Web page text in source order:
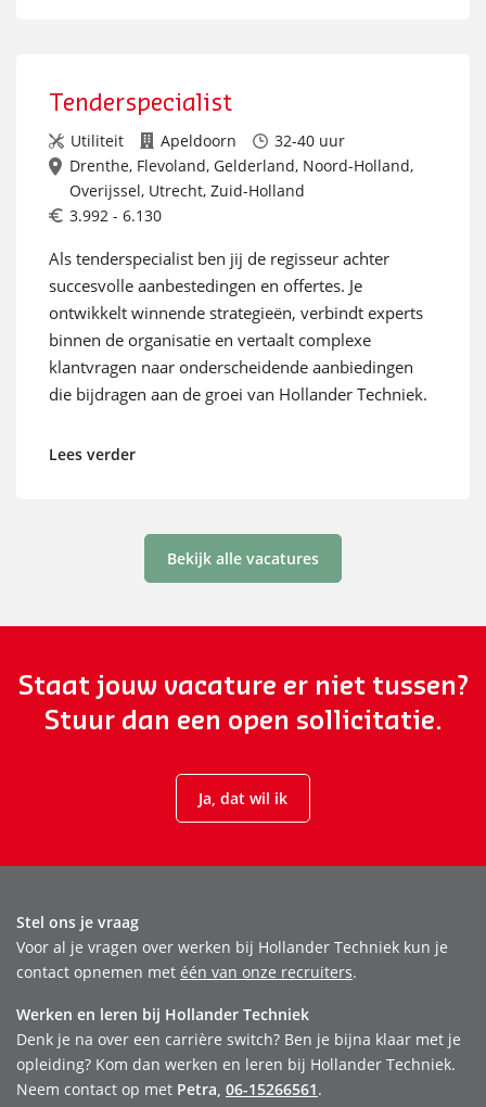
Tenderspecialist
Utiliteit Apeldoorn
32-40 uur
Drenthe, Flevoland, Gelderland, Noord-Holland,
Overijssel, Utrecht, Zuid-Holland
3.992 - 6.130
Als tenderspecialist ben jij de regisseur achter
succesvolle aanbestedingen en offertes. Je
ontwikkelt winnende strategieën, verbindt experts
binnen de organisatie en vertaalt complexe
klantvragen naar onderscheidende aanbiedingen
die bijdragen aan de groei van Hollander Techniek.
Lees verder
Bekijk alle vacatures
Staat jouw vacature er niet tussen?
Stuur dan een open sollicitatie.
Ja, dat wil ik
Stel ons je vraag
Voor al je vragen over werken bij Hollander Techniek kun je
contact opnemen met één van onze recruiters.
Werken en leren bij Hollander Techniek
Denk je na over een carrière switch? Ben je bijna klaar met je
opleiding? Kom dan werken en leren bij Hollander Techniek.
Neem contact op met Petra, 06-15266561.